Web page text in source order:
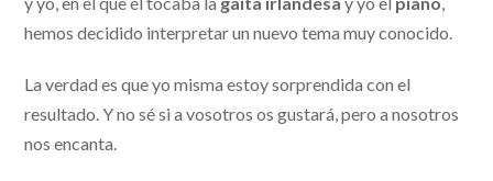
hemos decidido interpretar un nuevo tema muy conocido.
La verdad es que yo misma estoy sorprendida con el
resultado. Y no sé si a vosotros os gustará, pero a nosotros
nos encanta.